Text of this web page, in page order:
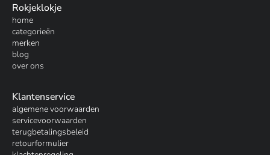
Rokjeklokje
home
categorieën
merken
blog
over ons
Klantenservice
algemene voorwaarden
servicevoorwaarden
terugbetalingsbeleid
retourformulier